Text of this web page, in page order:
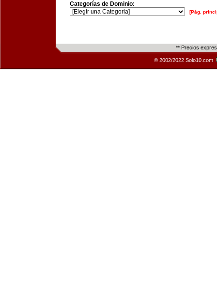
Categorías de Dominio:
[Pág.
** Precios
© 2002/2022 Solo10.com